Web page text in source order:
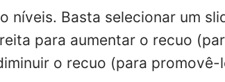
níveis. Basta selecionar um
para aumentar o recuo
o recuo (para promovê-